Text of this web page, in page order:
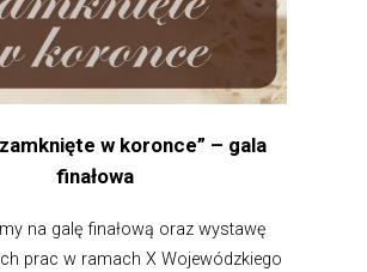
w koronce” – gala
finałowa
na galę finałową oraz wystawę
prac w ramach X Wojewódzkiego